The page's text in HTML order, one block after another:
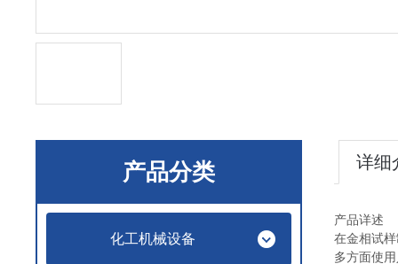
产品分类
化工机械设备
详细
产品详述
在金相试
多方面使